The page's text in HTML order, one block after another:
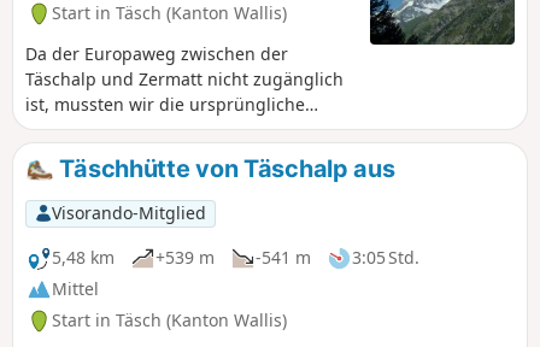
Start in Täsch (Kanton Wallis)
Da der Europaweg zwischen der
Täschalp und Zermatt nicht zugänglich
ist, mussten wir die ursprüngliche
Route ändern. Es geht also zurück nach
Täsch und von dort mit dem Zug nach
Zermatt über Shüttle. In diesem kleinen
und ganz besonderen Ort am Fuße des
Matterhorns machen wir eine kleine
Rast und nehmen dann die Seilbahn bis
Trockener Steg, danach geht es zu Fuß
weiter zur Theodulehütte.
Täschhütte von Täschalp aus
Visorando-Mitglied
5,48 km
+539 m -541 m
3:05 Std.
Mittel
Start in Täsch (Kanton Wallis)